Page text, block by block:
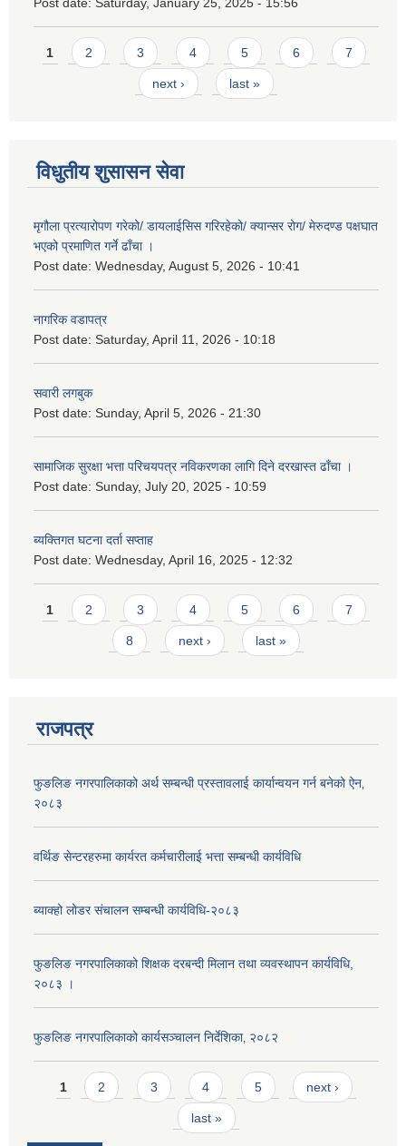
Post date: Saturday, January 25, 2025 - 15:56
Pages
1 2 3 4 5 6 7
next › last »
विधुतीय शुसासन सेवा
मृगौला प्रत्यारोपण गरेको/ डायलाईसिस गरिरहेको/ क्यान्सर रोग/ मेरुदण्ड पक्षघात
भएको प्रमाणित गर्ने ढाँचा ।
Post date: Wednesday, August 5, 2026 - 10:41
नागरिक वडापत्र
Post date: Saturday, April 11, 2026 - 10:18
सवारी लगबुक
Post date: Sunday, April 5, 2026 - 21:30
सामाजिक सुरक्षा भत्ता परिचयपत्र नविकरणका लागि दिने दरखास्त ढाँचा ।
Post date: Sunday, July 20, 2025 - 10:59
ब्यक्तिगत घटना दर्ता सप्ताह
Post date: Wednesday, April 16, 2025 - 12:32
Pages
1 2 3 4 5 6 7
8 next › last »
राजपत्र
फुङलिङ नगरपालिकाको अर्थ सम्बन्धी प्रस्तावलाई कार्यान्वयन गर्न बनेको ऐन‚
२०८३
वर्थिङ सेन्टरहरुमा कार्यरत कर्मचारीलाई भत्ता सम्बन्धी कार्यविधि
ब्याक्हो लोडर संचालन सम्बन्धी कार्यविधि-२०८३
फुङलिङ नगरपालिकाको शिक्षक दरबन्दी मिलान तथा व्यवस्थापन कार्यविधि,
२०८३ ।
फुङलिङ नगरपालिकाको कार्यसञ्चालन निर्देशिका‚ २०८२
Pages
1 2 3 4 5 next ›
last »